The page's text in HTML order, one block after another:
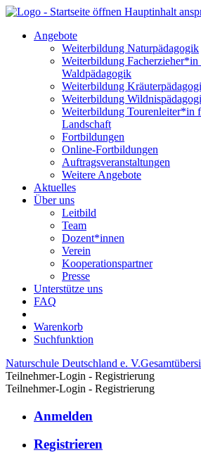
Hauptinhalt
Angebote
Weiterbildung Naturpädagogik
Weiterbildung Facherzieher*in
Waldpädagogik
Weiterbildung
Weiterbildung
Weiterbildung Tourenleiter*in
Landschaft
Fortbildungen
Online-Fortbildungen
Auftragsveranstaltungen
Weitere Angebote
Aktuelles
Über uns
Leitbild
Team
Dozent*innen
Verein
Kooperationspartner
Presse
Unterstütze uns
FAQ
Warenkorb
Suchfunktion
Naturschule Deutschland e. V.
Teilnehmer-Login - Registrierung
Teilnehmer-Login - Registrierung
Anmelden
Registrieren